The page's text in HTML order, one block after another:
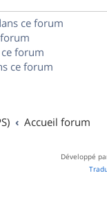
ce forum
forum
ce forum
Accueil forum
Développé